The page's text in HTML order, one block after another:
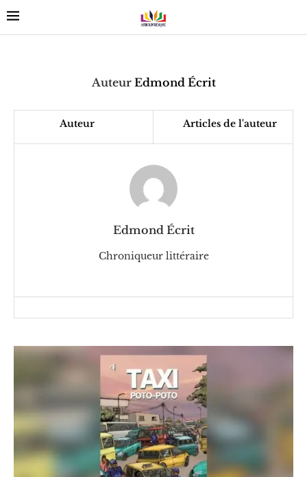
Auteur Edmond Écrit
Auteur Articles de l'auteur
Edmond Écrit
Chroniqueur littéraire